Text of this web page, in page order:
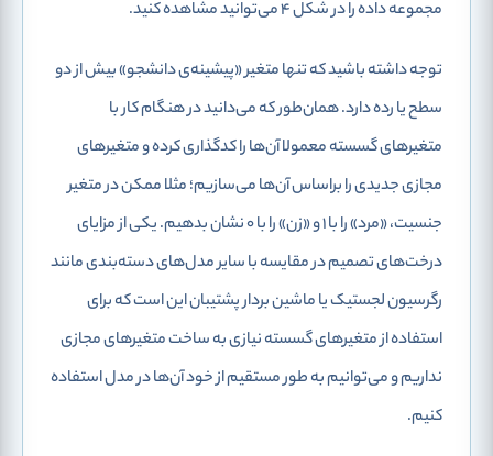
مجموعه داده را در شکل 4 می‌توانید مشاهده کنید.
توجه داشته باشید که تنها متغیر «پیشینه‌ی دانشجو» بیش از دو
سطح یا رده دارد. همان‌طور که می‌دانید در هنگام کار با
متغیرهای گسسته معمولا آن‌ها را کدگذاری کرده و متغیرهای
مجازی جدیدی را براساس آن‌‌ها می‌سازیم؛ مثلا ممکن در متغیر
جنسیت، «مرد» را با 1 و «زن» را با 0 نشان بدهیم. یکی از مزایای
درخت‌های تصمیم در مقایسه با سایر مدل‌های دسته‌بندی مانند
رگرسیون لجستیک یا ماشین بردار پشتیبان این است که برای
استفاده از متغیرهای گسسته نیازی به ساخت متغیرهای مجازی
نداریم و می‌توانیم به طور مستقیم از خود آن‌ها در مدل استفاده
کنیم.